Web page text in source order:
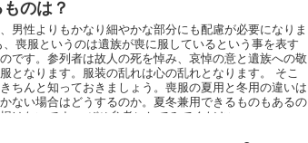
のは？
男性よりもかなり細やかな部分にも配慮が必要になりま
喪服というのは遺族が喪に服しているという事を表す
です。参列者は故人の死を悼み、哀悼の意と遺族への敬
となります。服装の乱れは心の乱れとなります。 そこ
ちんと知っておきましょう。喪服の夏用と冬用の違いは
ない場合はどうするのか。夏冬兼用できるものもあるの
はないです。 ぜひ参考にしてみてください。